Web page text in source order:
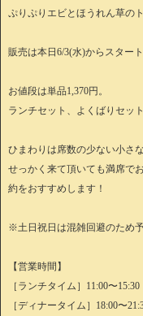
ぷりぷりエビとほうれん草の
販売は本日6/3(水)からスター
お値段は単品1,370円。
ランチセット、よくばりセッ
ひまわりは席数の少ない小さ
せっかく来て頂いても満席で
約をおすすめします！
※土日祝日は混雑回避のため
【営業時間】
［ランチタイム］11:00〜15:30
［ディナータイム］18:00〜